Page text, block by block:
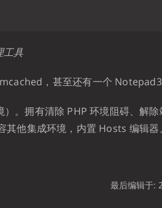
工具
，甚至还有一个 Notepad3
。拥有清除 PHP 环境阻碍、解
其他集成环境，内置 Hosts 编辑器
最后编辑于: